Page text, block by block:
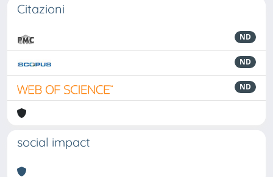
Citazioni
ND
ND
ND
social impact